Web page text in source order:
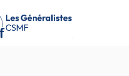
Les Généralistes
CSMF